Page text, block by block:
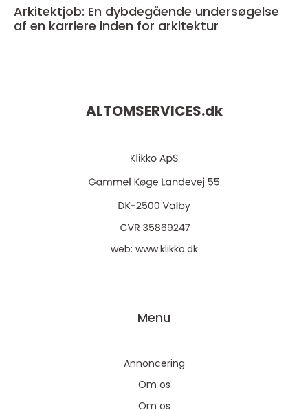
Arkitektjob: En dybdegående undersøgelse
af en karriere inden for arkitektur
ALTOMSERVICES.dk
web: www.klikko.dk
Menu
Annoncering
Om os
Om os